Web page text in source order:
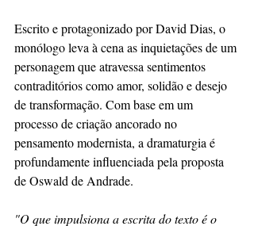
Escrito e protagonizado por David Dias, o
monólogo leva à cena as inquietações de um
personagem que atravessa sentimentos
contraditórios como amor, solidão e desejo
de transformação. Com base em um
processo de criação ancorado no
pensamento modernista, a dramaturgia é
profundamente influenciada pela proposta
de Oswald de Andrade.
"O que impulsiona a escrita do texto é o